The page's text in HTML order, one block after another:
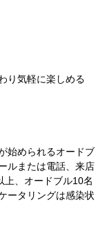
り気軽に楽しめる
始められるオードブ
ルまたは電話、来店
、オードブル10名
ータリングは感染状